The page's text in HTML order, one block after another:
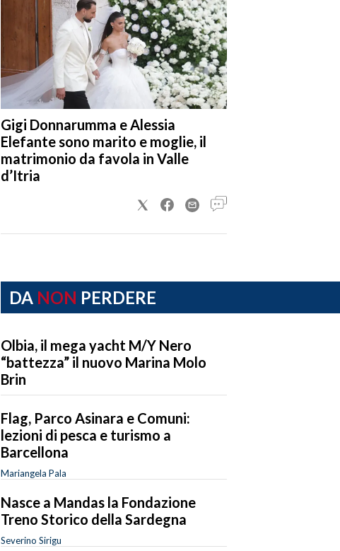
Gigi Donnarumma e Alessia
Elefante sono marito e moglie, il
matrimonio da favola in Valle
d’Itria
DA NON PERDERE
Olbia, il mega yacht M/Y Nero
“battezza” il nuovo Marina Molo
Brin
Flag, Parco Asinara e Comuni:
lezioni di pesca e turismo a
Barcellona
Mariangela Pala
Nasce a Mandas la Fondazione
Treno Storico della Sardegna
Severino Sirigu